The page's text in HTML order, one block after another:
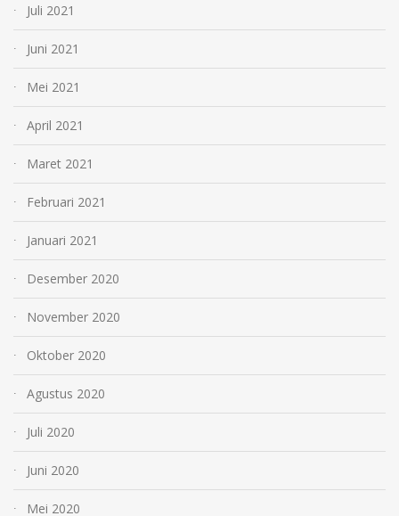
Juli 2021
Juni 2021
Mei 2021
April 2021
Maret 2021
Februari 2021
Januari 2021
Desember 2020
November 2020
Oktober 2020
Agustus 2020
Juli 2020
Juni 2020
Mei 2020